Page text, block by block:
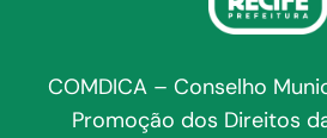
COMDICA – Conselho
Promoção dos Direitos